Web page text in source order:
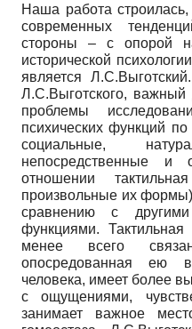
Наша работа
современных
стороны – с опорой
исторической
является
Л.С.Выготского, важный
проблемы
психических функций
социальные,
непосредственные и
отношении
произвольные их
сравнению с
функциями. Тактильная
менее всего
опосредованная ею
человека, имеет более
с ощущениями,
занимает важное